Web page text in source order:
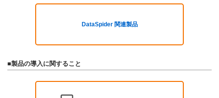
DataSpider 関連製品
■製品の導入に関すること